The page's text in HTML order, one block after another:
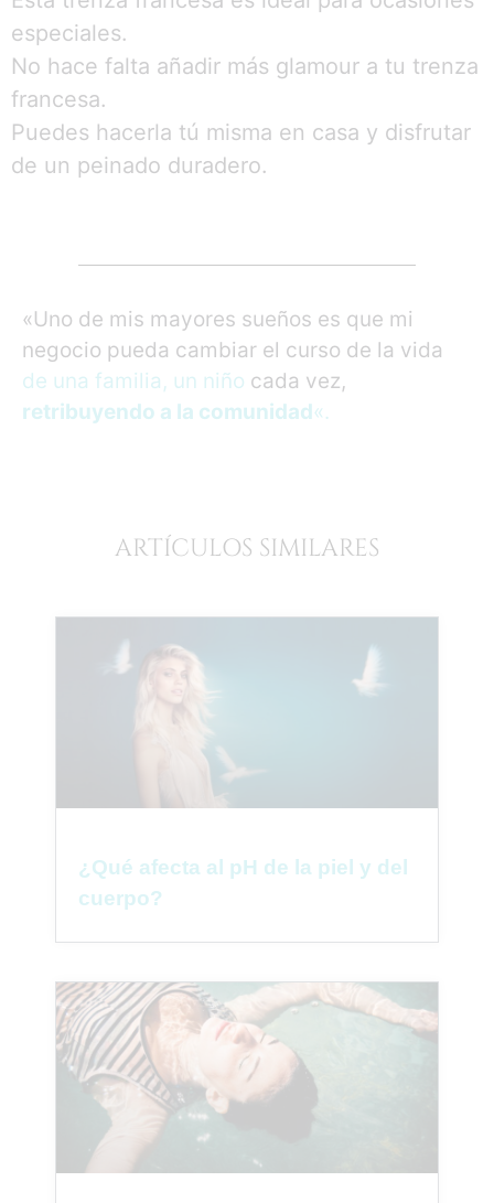
especiales.
No hace falta añadir más glamour a tu trenza
francesa.
Puedes hacerla tú misma en casa y disfrutar
de un peinado duradero.
«Uno de mis mayores sueños es que mi
negocio pueda cambiar el curso de la vida
de una familia, un niño cada vez,
retribuyendo a la comunidad«.
ARTÍCULOS SIMILARES
¿Qué afecta al pH de la piel y del
cuerpo?